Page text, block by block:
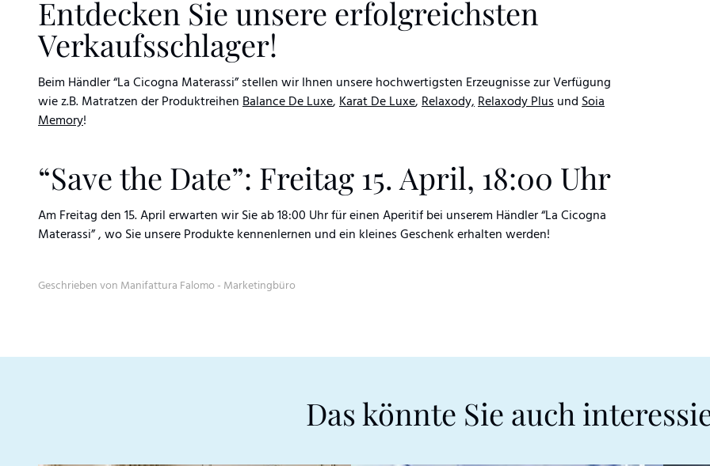
Entdecken Sie unsere erfolgreichsten
Verkaufsschlager!
Beim Händler “La Cicogna Materassi” stellen wir Ihnen unsere hochwertigsten Erzeugnisse zur Verfügung
wie z.B. Matratzen der ProduktreihenBalance De Luxe,Karat De Luxe,Relaxody,Relaxody PlusundSoia
Memory!
“Save the Date”: Freitag 15. April, 18:00 Uhr
Am Freitag den 15. April erwarten wir Sie ab 18:00 Uhr für einen Aperitif bei unserem Händler “La Cicogna
Materassi” , wo Sie unsere Produkte kennenlernen und ein kleines Geschenk erhalten werden!
Geschrieben von Manifattura Falomo - Marketingbüro
Das könnte Sie auch